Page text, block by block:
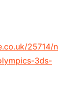
25714/n
3ds-